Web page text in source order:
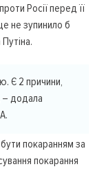
Росії перед її
не зупинило б
Є 2 причини,
– додала
покаранням за
покарання